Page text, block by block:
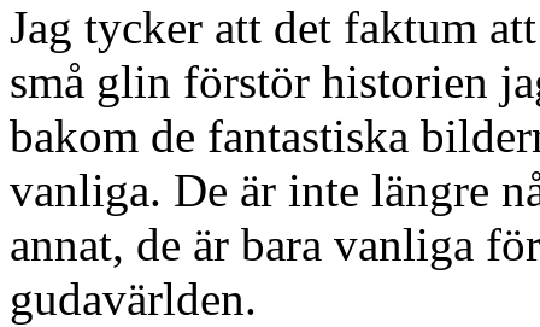
Jag tycker att det faktum
små glin förstör historien
bakom de fantastiska
vanliga. De är inte längre
annat, de är bara vanliga
gudavärlden.